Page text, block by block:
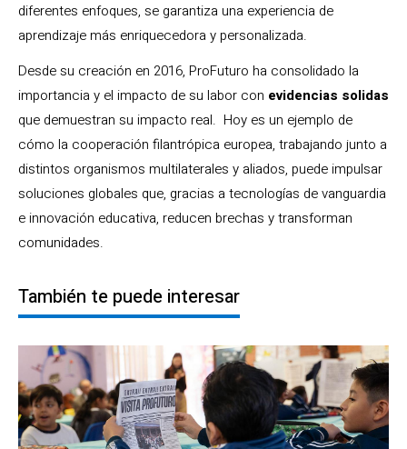
diferentes enfoques, se garantiza una experiencia de
aprendizaje más enriquecedora y personalizada.
Desde su creación en 2016, ProFuturo ha consolidado la
importancia y el impacto de su labor con evidencias solidas
que demuestran su impacto real. Hoy es un ejemplo de
cómo la cooperación filantrópica europea, trabajando junto a
distintos organismos multilaterales y aliados, puede impulsar
soluciones globales que, gracias a tecnologías de vanguardia
e innovación educativa, reducen brechas y transforman
comunidades.
También te puede interesar